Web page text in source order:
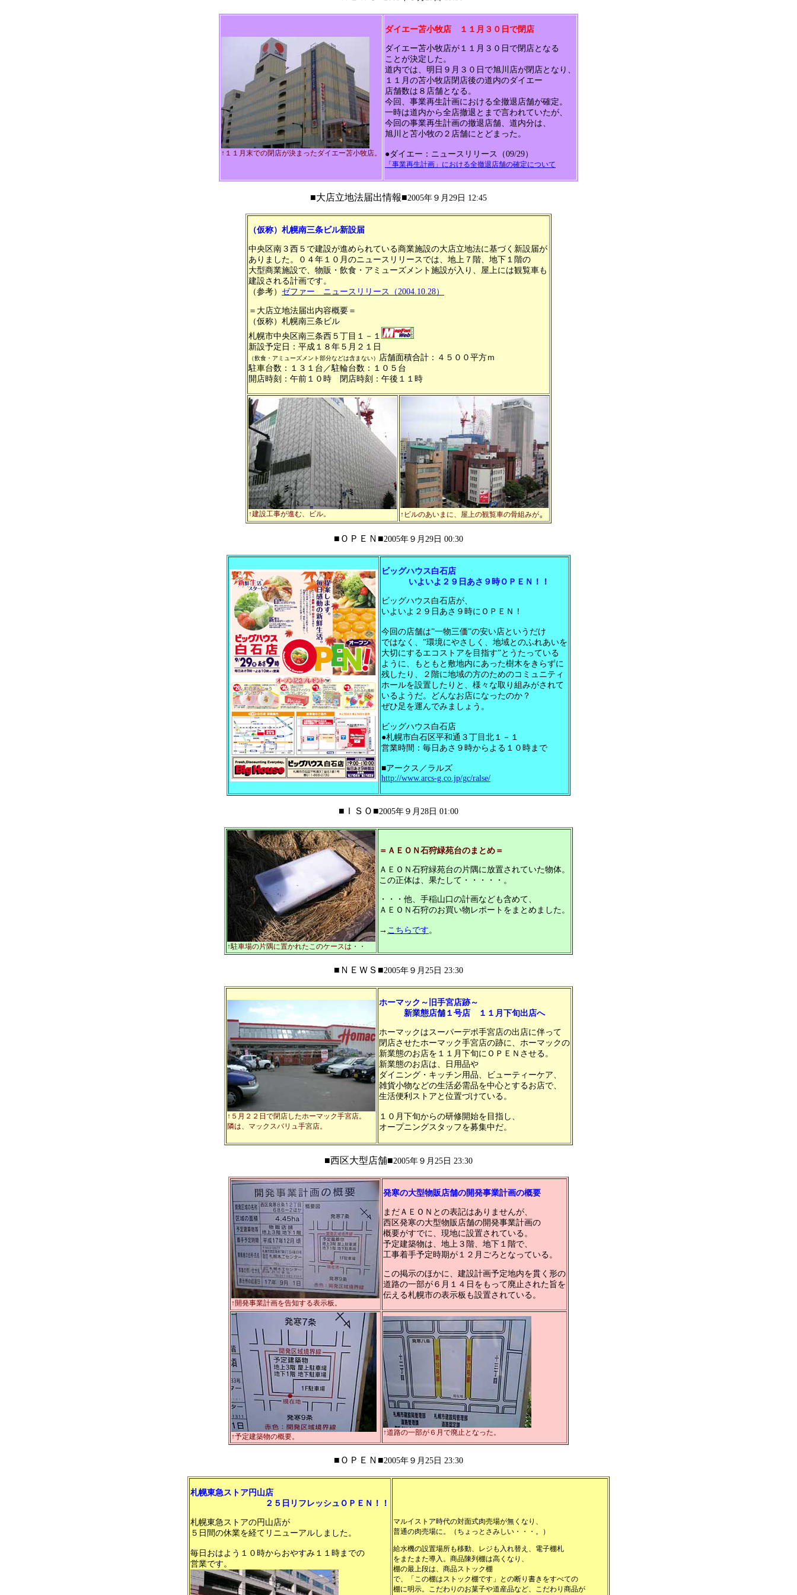
↑１１月末での閉店が決まったダイエー苫小牧店。
ダイエー苫小牧店 １１月３０日で閉店
ダイエー苫小牧店が１１月３０日で閉店となる
ことが決定した。
道内では、明日９月３０日で旭川店が閉店となり、
１１月の苫小牧店閉店後の道内のダイエー
店舗数は８店舗となる。
今回、事業再生計画における全撤退店舗が確定。
一時は道内から全店撤退とまで言われていたが、
今回の事業再生計画の撤退店舗、道内分は、
旭川と苫小牧の２店舗にとどまった。
●ダイエー：ニュースリリース（09/29）
「事業再生計画」における全撤退店舗の確定について
■大店立地法届出情報■2005年９月29日 12:45
（仮称）札幌南三条ビル新設届
中央区南３西５で建設が進められている商業施設の大店立地法に基づく新設届が
ありました。０４年１０月のニュースリリースでは、地上７階、地下１階の
大型商業施設で、物販・飲食・アミューズメント施設が入り、屋上には観覧車も
建設される計画です。
（参考） ゼファー ニュースリリース（2004.10.28）
＝大店立地法届出内容概要＝
（仮称）札幌南三条ビル
札幌市中央区南三条西５丁目１－１
新設予定日：平成１８年５月２１日
（飲食・アミューズメント部分などは含まない） 店舗面積合計：４５００平方ｍ
駐車台数：１３１台／駐輪台数：１０５台
開店時刻：午前１０時 閉店時刻：午後１１時
↑建設工事が進む、ビル。 ↑ビルのあいまに、屋上の観覧車の骨組みが。
■ＯＰＥＮ■2005年９月29日 00:30
ビッグハウス白石店
いよいよ２９日あさ９時ＯＰＥＮ！！
ビッグハウス白石店が、
いよいよ２９日あさ９時にＯＰＥＮ！
今回の店舗は”一物三価”の安い店というだけ
ではなく、”環境にやさしく、地域とのふれあいを
大切にするエコストアを目指す”とうたっている
ように、もともと敷地内にあった樹木をきらずに
残したり、２階に地域の方のためのコミュニティ
ホールを設置したりと、様々な取り組みがされて
いるようだ。どんなお店になったのか？
ぜひ足を運んでみましょう。
ビッグハウス白石店
●札幌市白石区平和通３丁目北１－１
営業時間：毎日あさ９時からよる１０時まで
■アークス／ラルズ
http://www.arcs-g.co.jp/gc/ralse/
■ＩＳＯ■2005年９月28日 01:00
↑駐車場の片隅に置かれたこのケースは・・
＝ＡＥＯＮ石狩緑苑台のまとめ＝
ＡＥＯＮ石狩緑苑台の片隅に放置されていた物体。
この正体は、果たして・・・・・。
・・・他、手稲山口の計画なども含めて、
ＡＥＯＮ石狩のお買い物レポートをまとめました。
→ こちらです。
■ＮＥＷＳ■2005年９月25日 23:30
↑５月２２日で閉店したホーマック手宮店。
隣は、マックスバリュ手宮店。
ホーマック～旧手宮店跡～
新業態店舗１号店 １１月下旬出店へ
ホーマックはスーパーデポ手宮店の出店に伴って
閉店させたホーマック手宮店の跡に、ホーマックの
新業態のお店を１１月下旬にＯＰＥＮさせる。
新業態のお店は、日用品や
ダイニング・キッチン用品、ビューティーケア、
雑貨小物などの生活必需品を中心とするお店で、
生活便利ストアと位置づけている。
１０月下旬からの研修開始を目指し、
オープニングスタッフを募集中だ。
■西区大型店舗■2005年９月25日 23:30
↑開発事業計画を告知する表示板。
発寒の大型物販店舗の開発事業計画の概要
まだＡＥＯＮとの表記はありませんが、
西区発寒の大型物販店舗の開発事業計画の
概要がすでに、現地に設置されている。
予定建築物は、地上３階、地下１階で、
工事着手予定時期が１２月ごろとなっている。
この掲示のほかに、建設計画予定地内を貫く形の
道路の一部が６月１４日をもって廃止された旨を
伝える札幌市の表示板も設置されている。
↑予定建築物の概要。 ↑道路の一部が６月で廃止となった。
■ＯＰＥＮ■2005年９月25日 23:30
札幌東急ストア円山店
２５日リフレッシュＯＰＥＮ！！
札幌東急ストアの円山店が
５日間の休業を経てリニューアルしました。
毎日おはよう１０時からおやすみ１１時までの
営業です。
マルイストア時代の対面式肉売場が無くなり、
普通の肉売場に。（ちょっとさみしい・・・。）
給水機の設置場所も移動、レジも入れ替え、電子棚札
をまたまた導入。商品陳列棚は高くなり、
棚の最上段は、商品ストック棚
で、「この棚はストック棚です」との断り書きをすべての
棚に明示。こだわりのお菓子や道産品など、こだわり商品が